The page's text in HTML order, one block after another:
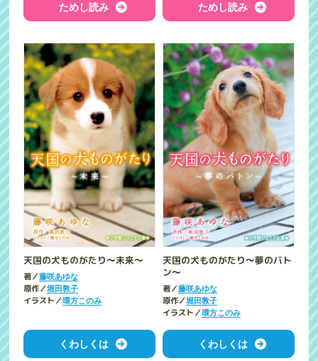
ためし読み ためし読み
天国の犬ものがたり～未来～
著／藤咲あゆな
原作／堀田敦子
イラスト／環方このみ
くわしくは
天国の犬ものがたり～夢のバト
ン～
著／藤咲あゆな
原作／堀田敦子
イラスト／環方このみ
くわしくは